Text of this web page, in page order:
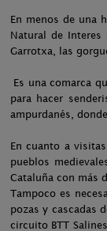
En menos de una
Natural de Interes
Garrotxa, las
Es una comarca
para hacer
ampurdanés,
En cuanto a
pueblos
Cataluña con más
Tampoco es
pozas y cascadas
circuito BTT